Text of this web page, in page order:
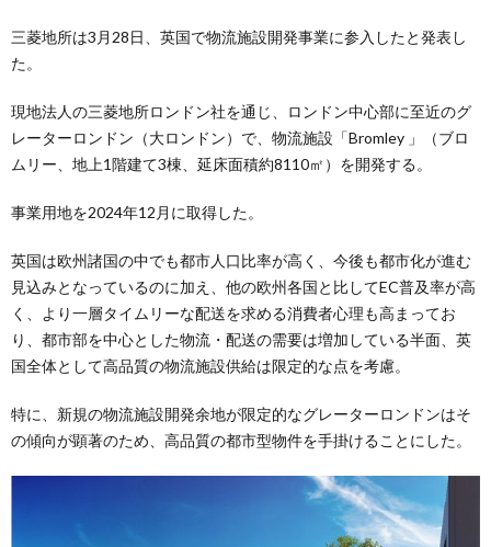
三菱地所は3月28日、英国で物流施設開発事業に参入したと発表し
た。
現地法人の三菱地所ロンドン社を通じ、ロンドン中心部に至近のグ
レーターロンドン（大ロンドン）で、物流施設「Bromley 」（ブロ
ムリー、地上1階建て3棟、延床面積約8110㎡）を開発する。
事業用地を2024年12月に取得した。
英国は欧州諸国の中でも都市人口比率が高く、今後も都市化が進む
見込みとなっているのに加え、他の欧州各国と比してEC普及率が高
く、より一層タイムリーな配送を求める消費者心理も高まってお
り、都市部を中心とした物流・配送の需要は増加している半面、英
国全体として高品質の物流施設供給は限定的な点を考慮。
特に、新規の物流施設開発余地が限定的なグレーターロンドンはそ
の傾向が顕著のため、高品質の都市型物件を手掛けることにした。